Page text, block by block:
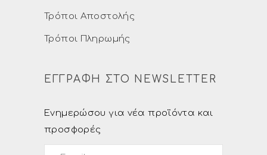
Τρόποι Αποστολής
Τρόποι Πληρωμής
ΕΓΓΡΑΦΗ ΣΤΟ NEWSLETTER
Ενημερώσου για νέα προϊόντα και
προσφορές